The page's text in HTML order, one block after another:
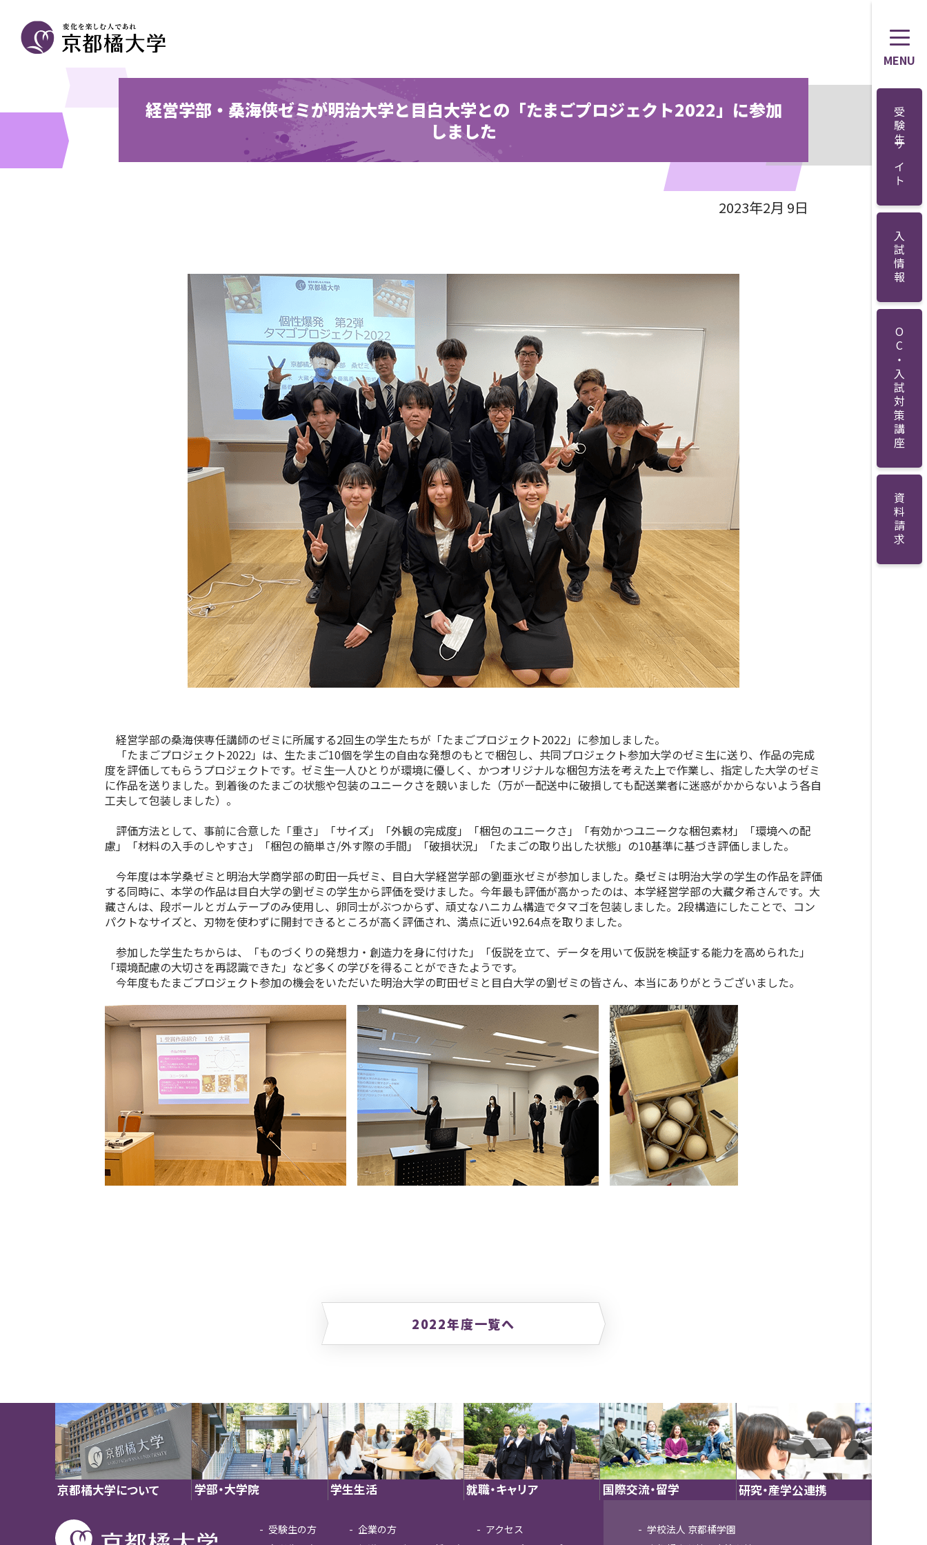
MENU
受験生サイト
入試情報
OC・入試対策講座
資料請求
経営学部・桑海侠ゼミが明治大学と目白大学との「たまごプロジェクト2022」に参加
しました
2023年2月 9日
経営学部の桑海侠専任講師のゼミに所属する2回生の学生たちが「たまごプロジェクト2022」に参加しました。
「たまごプロジェクト2022」は、生たまご10個を学生の自由な発想のもとで梱包し、共同プロジェクト参加大学のゼミ生に送り、作品の完成
度を評価してもらうプロジェクトです。ゼミ生一人ひとりが環境に優しく、かつオリジナルな梱包方法を考えた上で作業し、指定した大学のゼミ
に作品を送りました。到着後のたまごの状態や包装のユニークさを競いました（万が一配送中に破損しても配送業者に迷惑がかからないよう各自
工夫して包装しました）。
評価方法として、事前に合意した「重さ」「サイズ」「外観の完成度」「梱包のユニークさ」「有効かつユニークな梱包素材」「環境への配
慮」「材料の入手のしやすさ」「梱包の簡単さ/外す際の手間」「破損状況」「たまごの取り出した状態」の10基準に基づき評価しました。
今年度は本学桑ゼミと明治大学商学部の町田一兵ゼミ、目白大学経営学部の劉亜氷ゼミが参加しました。桑ゼミは明治大学の学生の作品を評価
する同時に、本学の作品は目白大学の劉ゼミの学生から評価を受けました。今年最も評価が高かったのは、本学経営学部の大藏夕希さんです。大
藏さんは、段ボールとガムテープのみ使用し、卵同士がぶつからず、頑丈なハニカム構造でタマゴを包装しました。2段構造にしたことで、コン
パクトなサイズと、刃物を使わずに開封できるところが高く評価され、満点に近い92.64点を取りました。
参加した学生たちからは、「ものづくりの発想力・創造力を身に付けた」「仮説を立て、データを用いて仮説を検証する能力を高められた」
「環境配慮の大切さを再認識できた」など多くの学びを得ることができたようです。
今年度もたまごプロジェクト参加の機会をいただいた明治大学の町田ゼミと目白大学の劉ゼミの皆さん、本当にありがとうございました。
2022年度一覧へ
京都橘大学について 学部・大学院 学生生活 就職・キャリア 国際交流・留学 研究・産学公連携
受験生の方
企業の方
アクセス
学校法人 京都橘学園